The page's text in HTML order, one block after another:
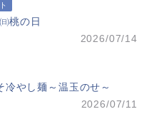
桃の日
2026/07/14
冷やし麺～温玉のせ～
2026/07/11